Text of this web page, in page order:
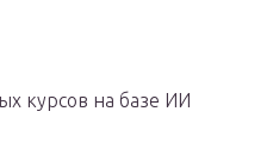
курсов на базе ИИ